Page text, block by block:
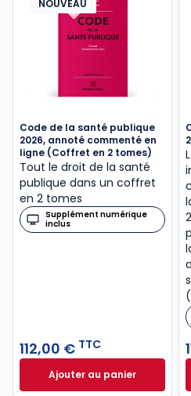
NOUVEAU
Code de la santé publique
2026, annoté commenté en
ligne (Coffret en 2 tomes)
Tout le droit de la santé
publique dans un coffret
en 2 tomes
Supplément numérique
inclus
112,00 € TTC
Ajouter au panier
Code de la santé